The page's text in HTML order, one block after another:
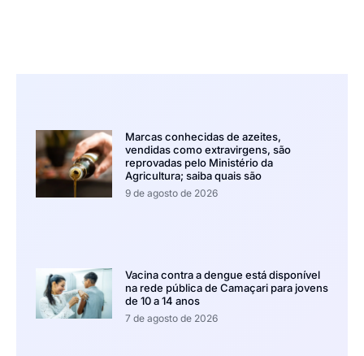
Marcas conhecidas de azeites,
vendidas como extravirgens, são
reprovadas pelo Ministério da
Agricultura; saiba quais são
9 de agosto de 2026
Vacina contra a dengue está disponível
na rede pública de Camaçari para jovens
de 10 a 14 anos
7 de agosto de 2026